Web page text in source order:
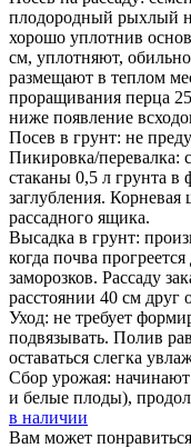
плодородный рыхлый
хорошо уплотнив
см, уплотняют,
размещают в теплом
проращивания перца
ниже появление
Посев в грунт: не
Пикировка/перевалка:
стаканы 0,5 л грунта в
заглубления. Корневая
рассадного ящика.
Высадка в грунт:
когда почва
заморозков. Рассаду
расстоянии 40 см друг
Уход: не требует
подвязывать. Полив
оставаться слегка
Сбор урожая: начинают
и белые плоды),
в наличии
Вам может понравиться